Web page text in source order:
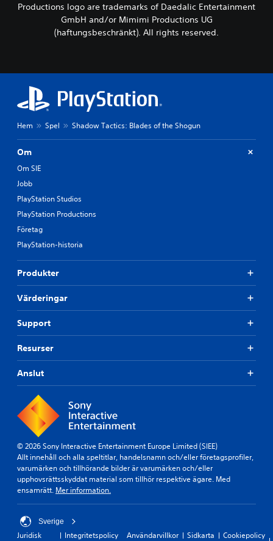
Productions logo are trademarks of Daedalic Entertainment
GmbH and/or Mimimi Productions UG
(haftungsbeschränkt). All rights reserved.
Hem Spel Shadow Tactics: Blades of the Shogun
Om
Om SIE
Jobb
PlayStation Studios
PlayStation Productions
Företag
PlayStation-historia
Produkter
Värderingar
Support
Resurser
Anslut
© 2026 Sony Interactive Entertainment Europe Limited (SIEE)
Allt innehåll och alla speltitlar, handelsnamn och/eller företagsprofiler,
varumärken och tillhörande bilder är varumärken och/eller
upphovsrättsskyddat material som tillhör respektive ägare. Med
ensamrätt. Mer information.
Sverige
Juridisk
Integritetspolicy
Användarvillkor
Sidkarta Cookiepolicy